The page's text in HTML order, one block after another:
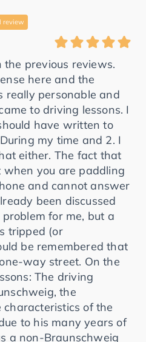
review
the previous reviews.
here and the
really personable and
to driving lessons. I
have written to
my time and 2. I
either. The fact that
when you are paddling
and cannot answer
been discussed
for me, but a
tripped (or
be remembered that
way street. On the
The driving
the
of the
to his many years of
a non-Braunschweig